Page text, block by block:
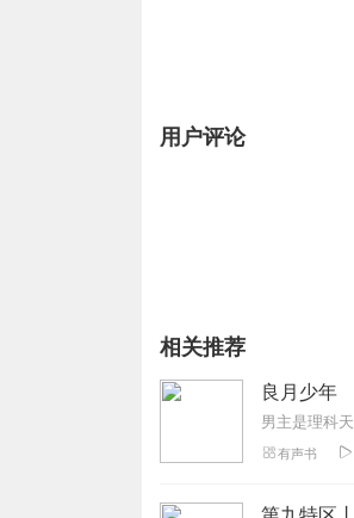
用户评论
相关推荐
良月少年
有声书